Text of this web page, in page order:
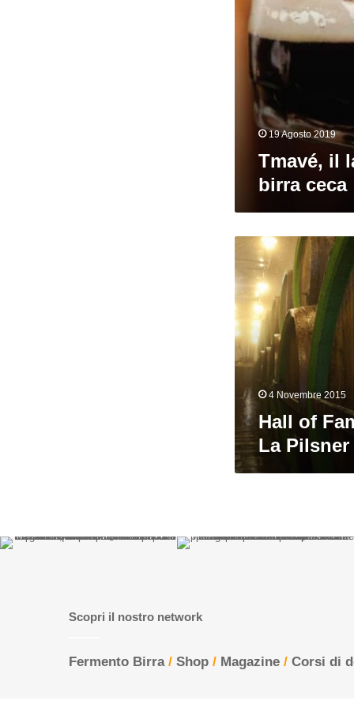
19 Agosto 2019
Tmavé, il
birra ceca
Fame.
Capitolo
II.
La
Pilsner
Urquell
4 Novembre 2015
Hall of
La
Scopri il nostro network
Fermento Birra/ Shop / Magazine / Corsi di